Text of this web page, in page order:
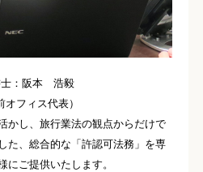
士：阪本 浩毅
オフィス代表）
かし、旅行業法の観点からだけで
た、総合的な「許認可法務」を専
にご提供いたします。